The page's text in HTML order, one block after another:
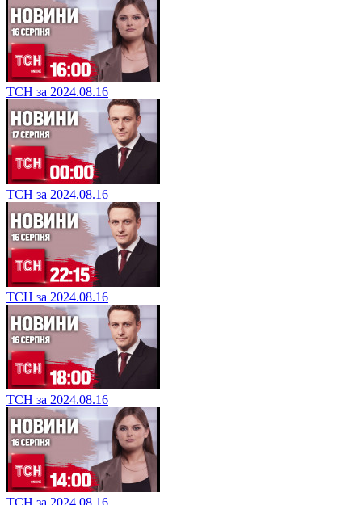
ТСН за 2024.08.16
ТСН за 2024.08.16
ТСН за 2024.08.16
ТСН за 2024.08.16
ТСН за 2024.08.16